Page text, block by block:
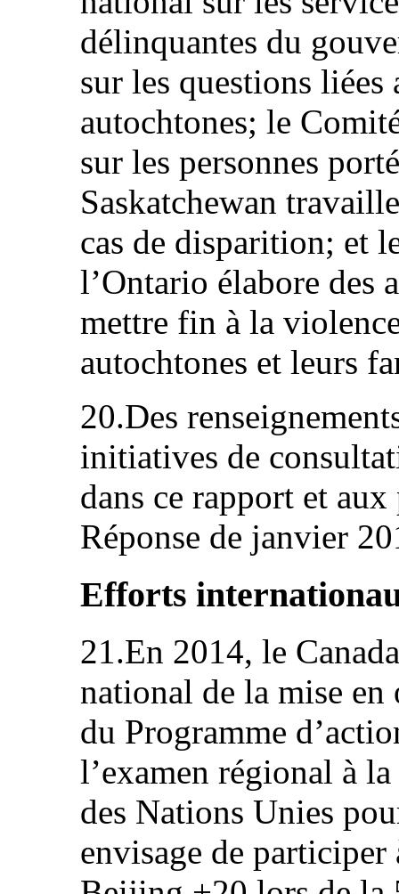
délinquantes du
sur les questions
autochtones; le
sur les personnes
Saskatchewan
cas de disparition; et
l’Ontario élabore des
mettre fin à la
autochtones et leurs
20.Des
initiatives de
dans ce rapport et
Réponse de janvier
Efforts
21.En 2014, le
national de la mise
du Programme
l’examen régional à
des Nations Unies
envisage de